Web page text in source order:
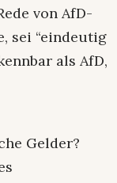
von AfD-
sei “eindeutig
als AfD,
Gelder?